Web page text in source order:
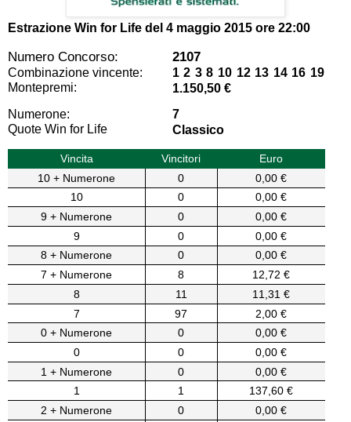
Estrazione Win for Life del 4 maggio 2015 ore 22:00
Numero Concorso: 2107
Combinazione vincente:
1 2 3 8 10 12 13 14 16 19
Montepremi:
1.150,50 €
Numerone:
7
Quote Win for Life
Classico
Vincita Vincitori
Euro
10 + Numerone
0
0,00 €
10
0
0,00 €
9 + Numerone
0
0,00 €
9
0
0,00 €
8 + Numerone
0
0,00 €
7 + Numerone
8
12,72 €
8
11
11,31 €
7
97
2,00 €
0 + Numerone
0
0,00 €
0
0
0,00 €
1 + Numerone
0
0,00 €
1
1
137,60 €
2 + Numerone
0
0,00 €